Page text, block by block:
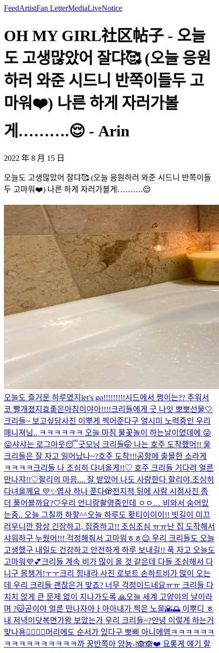
FeedArtistFan LetterMediaLiveNotice
OH MY GIRL社区帖子 - 오늘
도 고생많았어 잘댜🥰 (오늘 응원
하러 와준 시드니 반쪽이들두 고
마워❤️) 나른 하게 자러가볼
게……….😌 - Arin
2022 年 8 月 15 日
오늘도 고생많았어 잘댜🥰 (오늘 응원하러 와준 시드니 반쪽이들
두 고마워❤️) 나른 하게 자러가볼게……….😌
오늘도 즐거운 하루였지 let’s go!!!!!!!!!시드에서 쩡이는?? 추워서
코 빨개졌지효좋은아침이야아!!!!크리들에게 굿 나잇 뽀뽀선물🤍
크리들~ 보고싶당사진 이뿌게 찍어준다구 열시미 노력중인 우리
매니져님.. ㅋㅋㅋㅋㅋㅋ 오늘 마침 불꽃놀이 하는날이였데에 😜
😜샤샤는 로그아웃😴굿모닝 크리들🤭 나는 호주 도착했어!! 울
크리들은 잘 자고 일어났나~?호주 도착!!!공항에 출몰한 소라게
ㅋㅋㅋㅋ 크리들 나 조심히 다녀올게!!♡ 호주 크리들 기다려 얼른
만나쟈!!♡할리의 마음.... 잘 받았어 나도 사랑한다 할리야.조심히
다녀올께요 💛✨엽사 하나 푼다🫣전지적 뒤에 사람 시점사진 좀
더 풀어볼까요?🤍우리 언니랑촬영중인데 ㅇㅇ… 비와서 숨어있
는중.. 오늘 그칠까 하핳^^오늘 하루도 홧티이이이!! 빗길이 미끄
러우니깐 항상 긴장하고, 집중하고!! 조심조심 ㅠㅠ난 집 도착해서
샤워하구 누웠어!!! 걱정해줘서 고마워ㅎㅎ😉 우리 크리들도 오늘
고생했구 내일도 건강하고 안전하게 하루 보내길!! 푹 자고 오늘도
고마워💜💕 크리들 계속 비가 많이 올 것 같은데 다들 조심해서 다
니구 몸챙겨!ㅜㅜ크리 힘내라 사진 로보트 손하트비가 많이 오는
데 우리 크리들 괜찮은거 맞죠? 너무 걱정이드네요ㅠㅠ 크리들 다
치치 않게 큰 문제 없이 지나가도록 🙏오늘 세계 고양이의 날이라
며 ?🐱곧이야 얼른 만나자아ㅏ아아내가 찍은 노을🌇🌅 이뿌디 ㅎ
내 저녁이닷복면가왕 보았는가 우리 크리들~?안녕 이렇게 하는거
맞나용👉🏻👈🏻머리에도 순서가 있다구 뽀삐 아니에염 ㅋㅋㅋㅋㅋㅋ
ㅋㅋㅋㅋㅋㅋㅋㅋㅋㅋ 까 꿍반쪽아 앙뇽-!🙈🙈❤️ 요롷게 얘기 할